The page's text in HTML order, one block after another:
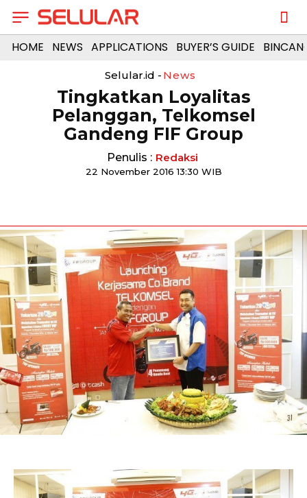
HOME NEWS APPLICATIONS BUYER’S GUIDE
Selular.id - News
Tingkatkan Loyalitas
Pelanggan, Telkomsel
Gandeng FIF Group
Penulis : Redaksi
22 November 2016 13:30 WIB